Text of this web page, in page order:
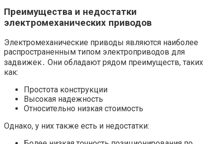
Преимущества и недостатки
электромеханических приводов
Электромеханические приводы являются наиболее
распространенным типом электроприводов для
задвижек․ Они обладают рядом преимуществ, таких
как:
Простота конструкции
Высокая надежность
Относительно низкая стоимость
Однако, у них также есть и недостатки: